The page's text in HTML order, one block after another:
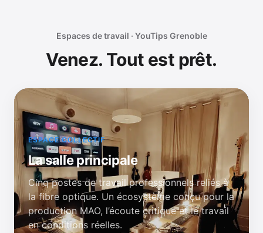
Espaces de travail · YouTips Grenoble
Venez. Tout est prêt.
ESPACE COLLECTIF
La salle principale
Cinq postes de travail professionnels reliés à
la fibre optique. Un écosystème conçu pour la
production MAO, l’écoute critique et le travail
en conditions réelles.